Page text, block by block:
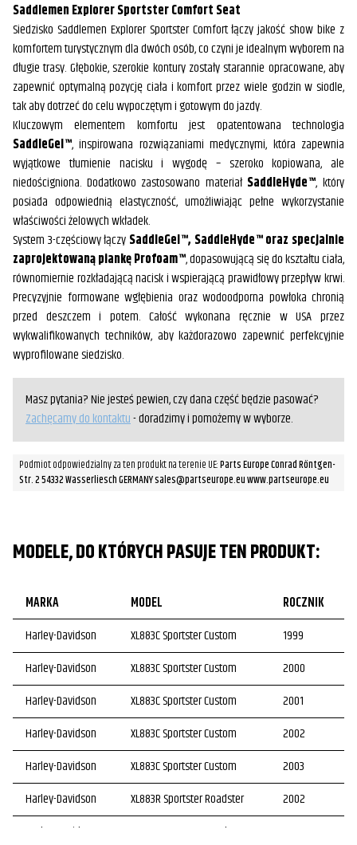
Saddlemen Explorer Sportster Comfort Seat
Siedzisko Saddlemen Explorer Sportster Comfort łączy jakość show bike z
komfortem turystycznym dla dwóch osób, co czyni je idealnym wyborem na
długie trasy. Głębokie, szerokie kontury zostały starannie opracowane, aby
zapewnić optymalną pozycję ciała i komfort przez wiele godzin w siodle,
tak aby dotrzeć do celu wypoczętym i gotowym do jazdy.
Kluczowym elementem komfortu jest opatentowana technologia
SaddleGel™, inspirowana rozwiązaniami medycznymi, która zapewnia
wyjątkowe tłumienie nacisku i wygodę – szeroko kopiowana, ale
niedościgniona. Dodatkowo zastosowano materiał SaddleHyde™, który
posiada odpowiednią elastyczność, umożliwiając pełne wykorzystanie
właściwości żelowych wkładek.
System 3-częściowy łączy SaddleGel™, SaddleHyde™ oraz specjalnie
zaprojektowaną piankę Profoam™, dopasowującą się do kształtu ciała,
równomiernie rozkładającą nacisk i wspierającą prawidłowy przepływ krwi.
Precyzyjnie formowane wgłębienia oraz wodoodporna powłoka chronią
przed deszczem i potem. Całość wykonana ręcznie w USA przez
wykwalifikowanych techników, aby każdorazowo zapewnić perfekcyjnie
wyprofilowane siedzisko.
Masz pytania? Nie jesteś pewien, czy dana część będzie pasować?
Zachęcamy do kontaktu- doradzimy i pomożemy w wyborze.
Podmiot odpowiedzialny za ten produkt na terenie UE:Parts Europe Conrad Röntgen-
Str. 2 54332 Wasserliesch GERMANY sales@partseurope.eu www.partseurope.eu
MODELE, DO KTÓRYCH PASUJE TEN PRODUKT:
MARKA MODEL
ROCZNIK
Harley-Davidson
XL883C Sportster Custom
1999
Harley-Davidson
XL883C Sportster Custom
2000
Harley-Davidson
XL883C Sportster Custom
2001
Harley-Davidson
XL883C Sportster Custom
2002
Harley-Davidson
XL883C Sportster Custom
2003
Harley-Davidson
XL883R Sportster Roadster
2002
Harley-Davidson
XL883R Sportster Roadster